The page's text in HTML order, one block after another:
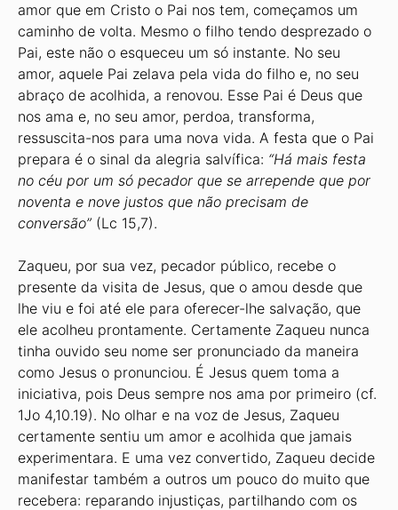
amor que em Cristo o Pai nos tem, começamos um
caminho de volta. Mesmo o filho tendo desprezado o
Pai, este não o esqueceu um só instante. No seu
amor, aquele Pai zelava pela vida do filho e, no seu
abraço de acolhida, a renovou. Esse Pai é Deus que
nos ama e, no seu amor, perdoa, transforma,
ressuscita-nos para uma nova vida. A festa que o Pai
prepara é o sinal da alegria salvífica: “Há mais festa
no céu por um só pecador que se arrepende que por
noventa e nove justos que não precisam de
conversão” (Lc 15,7).
Zaqueu, por sua vez, pecador público, recebe o
presente da visita de Jesus, que o amou desde que
lhe viu e foi até ele para oferecer-lhe salvação, que
ele acolheu prontamente. Certamente Zaqueu nunca
tinha ouvido seu nome ser pronunciado da maneira
como Jesus o pronunciou. É Jesus quem toma a
iniciativa, pois Deus sempre nos ama por primeiro (cf.
1Jo 4,10.19). No olhar e na voz de Jesus, Zaqueu
certamente sentiu um amor e acolhida que jamais
experimentara. E uma vez convertido, Zaqueu decide
manifestar também a outros um pouco do muito que
recebera: reparando injustiças, partilhando com os